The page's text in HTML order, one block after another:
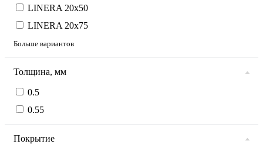
LINERA 20х50
LINERA 20х75
Больше вариантов
Толщина, мм
0.5
0.55
Покрытие